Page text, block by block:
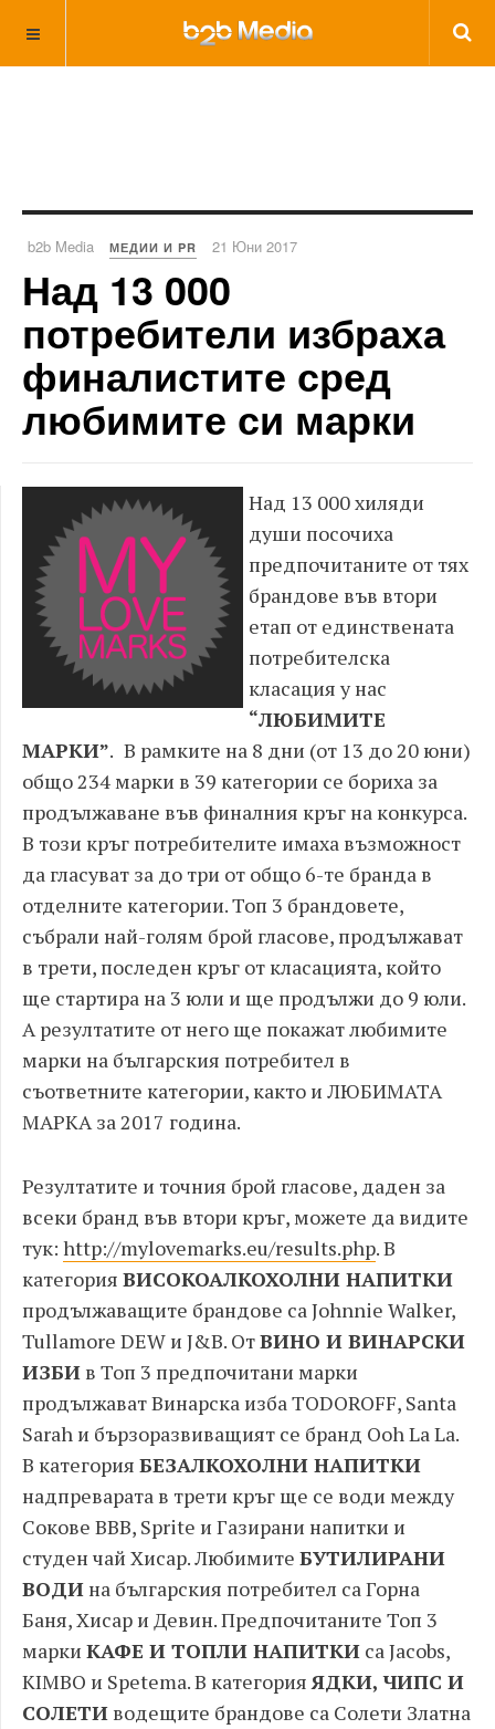
b2b Media МЕДИИ И PR 21 Юни 2017
Над 13 000
потребители избраха
финалистите сред
любимите си марки
Над 13 000 хиляди
души посочиха
предпочитаните от тях
брандове във втори
етап от единствената
потребителска
класация у нас
“ЛЮБИМИТЕ
МАРКИ”. В рамките на 8 дни (от 13 до 20 юни)
общо 234 марки в 39 категории се бориха за
продължаване във финалния кръг на конкурса.
В този кръг потребителите имаха възможност
да гласуват за до три от общо 6-те бранда в
отделните категории. Топ 3 брандовете,
събрали най-голям брой гласове, продължават
в трети, последен кръг от класацията, който
ще стартира на 3 юли и ще продължи до 9 юли.
А резултатите от него ще покажат любимите
марки на българския потребител в
съответните категории, както и ЛЮБИМАТА
МАРКА за 2017 година.
Резултатите и точния брой гласове, даден за
всеки бранд във втори кръг, можете да видите
тук: http://mylovemarks.eu/results.php. В
категория ВИСОКОАЛКОХОЛНИ НАПИТКИ
продължаващите брандове са Johnnie Walker,
Tullamore DEW и J&B. ОтВИНО И ВИНАРСКИ
ИЗБИ в Топ 3 предпочитани марки
продължават Винарска изба TODOROFF, Santa
Sarah и бързоразвиващият се бранд Ooh La La.
В категория БЕЗАЛКОХОЛНИ НАПИТКИ
надпреварата в трети кръг ще се води между
Сокове BBB, Sprite и Газирани напитки и
студен чай Хисар. Любимите БУТИЛИРАНИ
ВОДИ на българския потребител са Горна
Баня, Хисар и Девин. Предпочитаните Топ 3
марки КАФЕ И ТОПЛИ НАПИТКИ са Jacobs,
KIMBO и Spetema. В категорияЯДКИ, ЧИПС И
СОЛЕТИ водещите брандове са Солети Златна